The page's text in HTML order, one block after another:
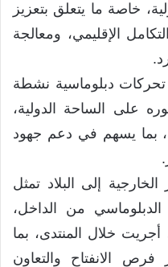
خاصة ما يتعلق بتعزيز
الإقليمي، ومعالجة
دبلوماسية نشطة
على الساحة الدولية،
بما يسهم في دعم جهود
إلى البلاد تمثل
من الداخل،
أجريت خلال المنتدى، بما
فرص الانفتاح والتعاون